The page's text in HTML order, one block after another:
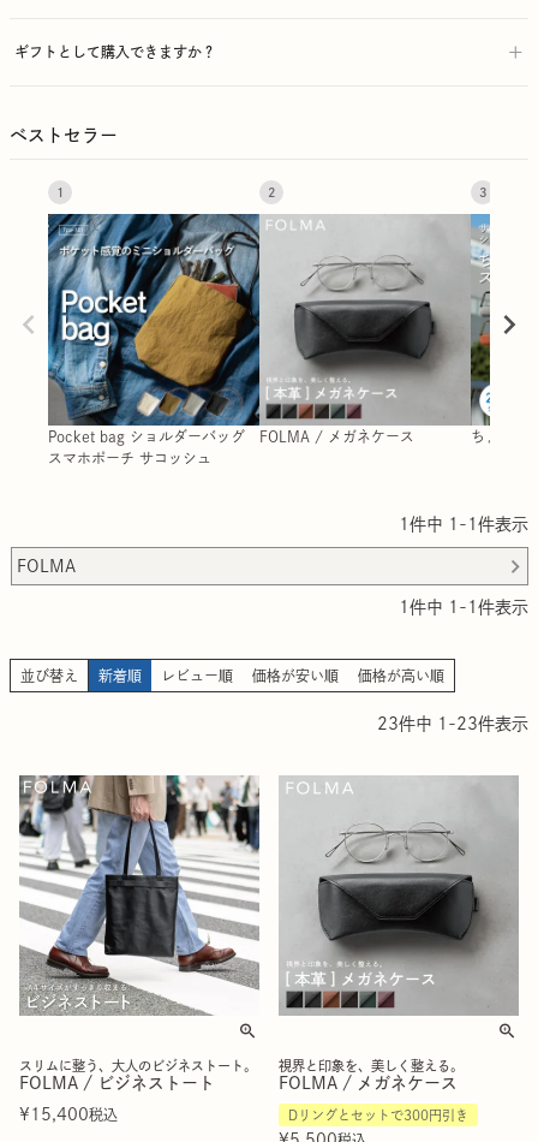
ギフトとして購入できますか？
ベストセラー
1
Pocket bag ショルダーバッグ
スマホポーチ サコッシュ
2
FOLMA / メガネケース
3
ちょうど
1 件中 1 - 1 件表示
FOLMA
1 件中 1 - 1 件表示
並び替え 新着順 レビュー順 価格が安い順 価格が高い順
23件中 1 -23件表示
スリムに整う、大人のビジネストート。
FOLMA / ビジネストート
¥ 15,400税込
視界と印象を、美しく整える。
FOLMA / メガネケース
Dリングとセットで300円引き